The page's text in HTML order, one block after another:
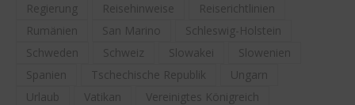
Regierung
Reisehinweise
Reiserichtlinien
Rumänien
San Marino
Schleswig-Holstein
Schweden
Schweiz Slowakei
Slowenien
Spanien
Tschechische Republik
Ungarn
Urlaub
Vatikan
Vereinigtes Königreich